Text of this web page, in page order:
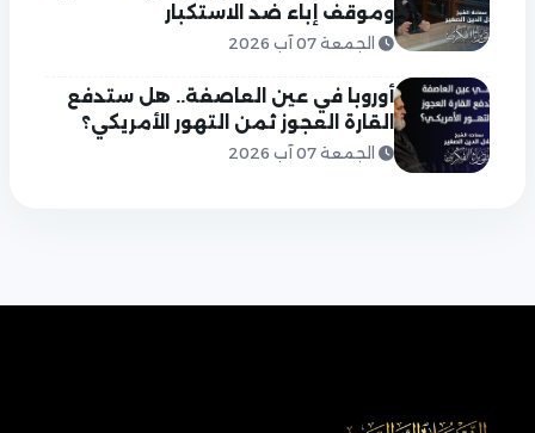
وموقف إباء ضد الاستكبار
الجمعة 07 آب 2026
أوروبا في عين العاصفة.. هل ستدفع
القارة العجوز ثمن التهور الأمريكي؟
الجمعة 07 آب 2026